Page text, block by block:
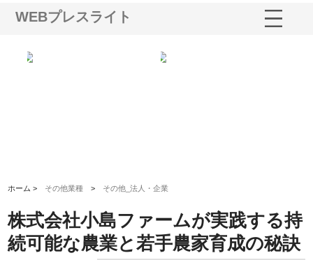
WEBプレスライト
ホーム > その他業種 > その他_法人・企業
株式会社小島ファームが実践する持
続可能な農業と若手農家育成の秘訣